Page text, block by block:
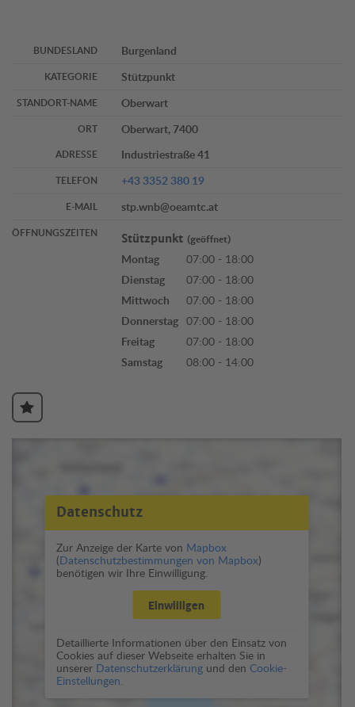
BUNDESLAND Burgenland
KATEGORIE Stützpunkt
STANDORT-NAME Oberwart
ORT Oberwart, 7400
ADRESSE Industriestraße 41
TELEFON +43 3352 380 19
E-MAIL stp.wnb@oeamtc.at
ÖFFNUNGSZEITEN Stützpunkt (geöffnet)
Montag
07:00 - 18:00
Dienstag
07:00 - 18:00
Mittwoch
07:00 - 18:00
Donnerstag 07:00 - 18:00
Freitag
07:00 - 18:00
Samstag
08:00 - 14:00
Datenschutz
Zur Anzeige der Karte von Mapbox
(Datenschutzbestimmungen von Mapbox)
benötigen wir Ihre Einwilligung.
Einwilligen
Detaillierte Informationen über den Einsatz von
Cookies auf dieser Webseite erhalten Sie in
unserer Datenschutzerklärungund den Cookie-
Einstellungen.